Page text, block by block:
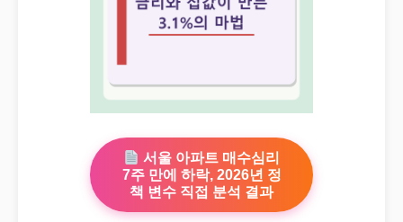
서울 아파트 매수심리
7주 만에 하락, 2026년 정
책 변수 직접 분석 결과